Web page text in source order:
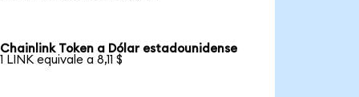
Chainlink Token a Dólar estadounidense
1 LINK equivale a 8,11 $